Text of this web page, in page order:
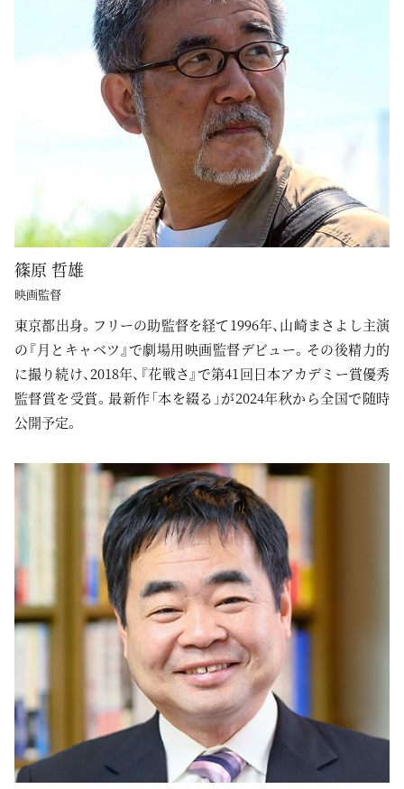
篠原 哲雄
映画監督
東京都出身。フリーの助監督を経て1996年、山崎まさよし主演
の『月とキャベツ』で劇場用映画監督デビュー。その後精力的
に撮り続け、2018年、『花戦さ』で第41回日本アカデミー賞優秀
監督賞を受賞。最新作「本を綴る」が2024年秋から全国で随時
公開予定。